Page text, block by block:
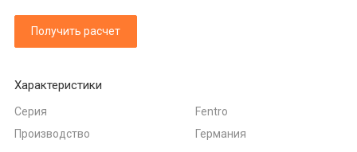
Получить расчет
Характеристики
Серия
Fentro
Производство
Германия